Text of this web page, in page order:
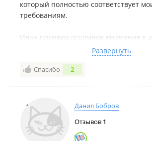
который полностью соответствует
требованиям.
Иван проявил огромное внимание к
мне определиться с маркой и
учел все мои пожелания и
Благодаря его профессионализму и
Кроме того, Иван отличается
юмора и
был готов ответить на все мои
Развернуть
Спасибо 2
Данил Бобров
Отзывов 1